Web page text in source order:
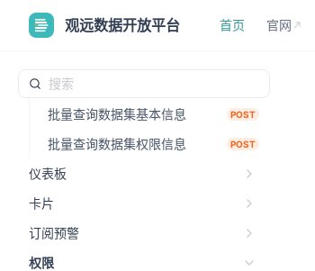
观远数据开放平台
首页
官网
提供修改SQL模型结构接口 POST
支持指定目录搜索
批量查询数据集基本信息 POST
批量查询数据集权限信息 POST
仪表板
卡片
订阅预警
权限